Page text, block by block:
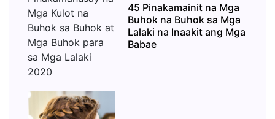
45 Pinakamainit na Mga
Buhok na Buhok sa Mga
Lalaki na Inaakit ang Mga
Babae